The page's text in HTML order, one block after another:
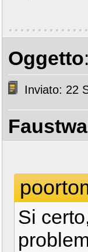
Oggetto
Inviato: 22
Si